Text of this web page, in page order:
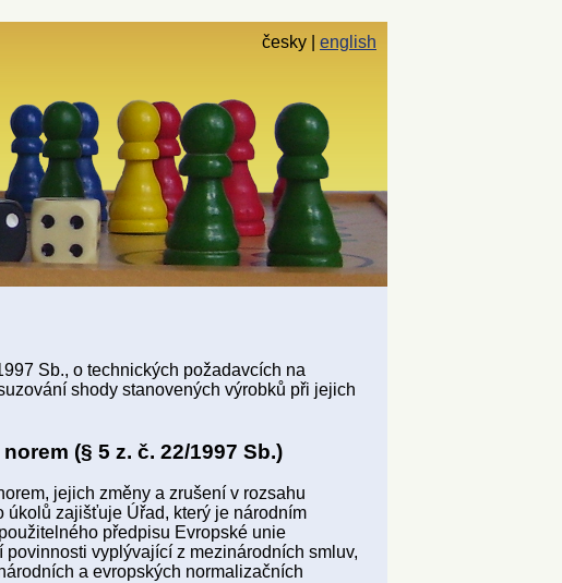
česky english
Sb., o technických požadavcích na
shody stanovených výrobků při jejich
(§ 5 z. č. 22/1997 Sb.)
jejich změny a zrušení v rozsahu
úkolů zajišťuje Úřad, který je národním
předpisu Evropské unie
povinnosti vyplývající z mezinárodních smluv,
a evropských normalizačních